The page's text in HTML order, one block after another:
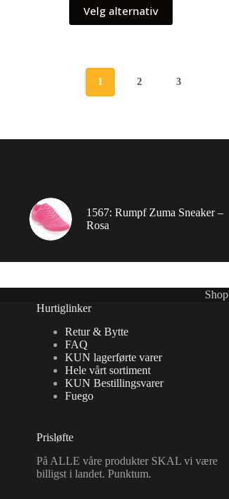
Velg alternativ
1 2 3
1567: Rumpf Zuma Sneaker –
Rosa
Shop
Hurtiglinker
Retur & Bytte
FAQ
KUN lagerførte varer
Hele vårt sortiment
KUN Bestillingsvarer
Fuego
Prisløfte
På ALLE våre produkter SKAL vi være
billigst i landet. Punktum.